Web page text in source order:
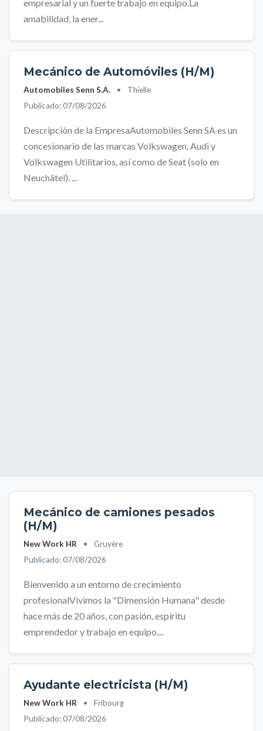
empresarial y un fuerte trabajo en equipo.La
amabilidad, la ener...
Mecánico de Automóviles (H/M)
Automobiles Senn S.A. •
Thielle
Publicado: 07/08/2026
Descripción de la EmpresaAutomobiles Senn SA es un
concesionario de las marcas Volkswagen, Audi y
Volkswagen Utilitarios, así como de Seat (solo en
Neuchâtel). ...
Mecánico de camiones pesados
(H/M)
New Work HR •
Gruyère
Publicado: 07/08/2026
Bienvenido a un entorno de crecimiento
profesionalVivimos la "Dimensión Humana" desde
hace más de 20 años, con pasión, espíritu
emprendedor y trabajo en equipo....
Ayudante electricista (H/M)
New Work HR •
Fribourg
Publicado: 07/08/2026